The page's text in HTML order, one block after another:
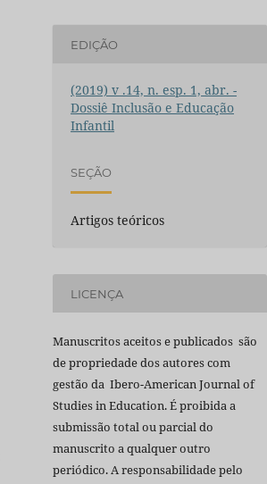
EDIÇÃO
(2019) v .14, n. esp. 1, abr. -
Dossiê Inclusão e Educação
Infantil
SEÇÃO
Artigos teóricos
LICENÇA
Manuscritos aceitos e publicados são
de propriedade dos autores com
gestão da Ibero-American Journal of
Studies in Education. É proibida a
submissão total ou parcial do
manuscrito a qualquer outro
periódico. A responsabilidade pelo